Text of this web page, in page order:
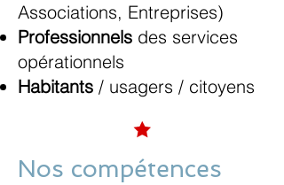
Associations, Entreprises)
Professionnels des services
opérationnels
Habitants / usagers / citoyens
Nos compétences